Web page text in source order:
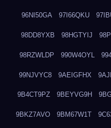
96NI50GA 97I66QKU
98DD8YXB 98HGTYIJ
98RZWLDP 990W4OYL
99NJVYC8 9AEIGFHX
9B4CT9PZ 9BEYVG9H
9BKZ7AVO 9BM67W1T